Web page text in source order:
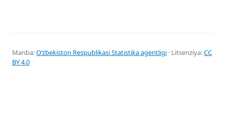
Manba:Oʻzbekiston Respublikasi Statistika agentligi · Litsenziya:CC
BY 4.0